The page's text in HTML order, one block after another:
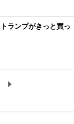
ランプがきっと買っ